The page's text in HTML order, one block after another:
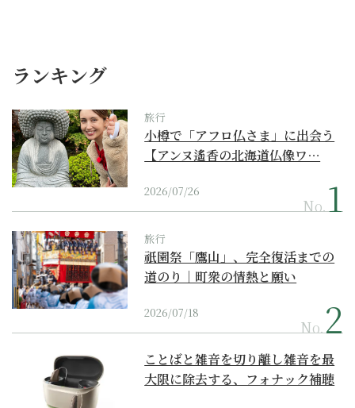
ランキング
旅行
小樽で「アフロ仏さま」に出会う
【アンヌ遙香の北海道仏像ワ…
2026/07/26
No.
旅行
祇園祭「鷹山」、完全復活までの
道のり｜町衆の情熱と願い
2026/07/18
No.
ことばと雑音を切り離し雑音を最
大限に除去する、フォナック補聴